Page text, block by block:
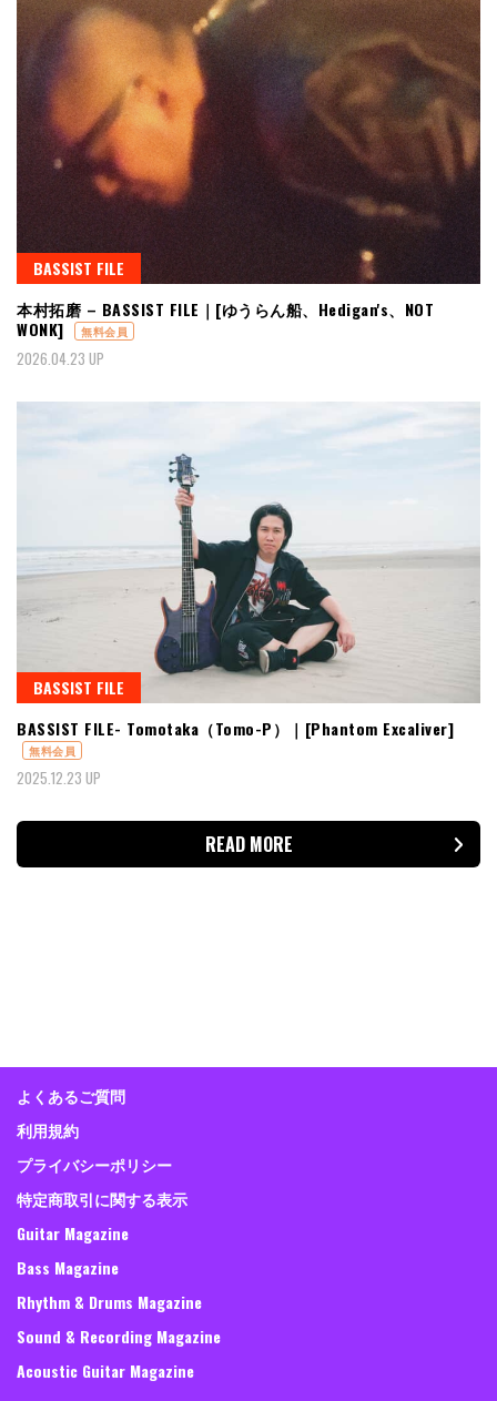
BASSIST FILE
本村拓磨 – BASSIST FILE｜[ゆうらん船、Hedigan's、NOT
WONK]
無料会員
2026.04.23 UP
BASSIST FILE
BASSIST FILE- Tomotaka（Tomo-P）｜[Phantom Excaliver]
無料会員
2025.12.23 UP
READ MORE
よくあるご質問
利用規約
プライバシーポリシー
特定商取引に関する表示
Guitar Magazine
Bass Magazine
Rhythm & Drums Magazine
Sound & Recording Magazine
Acoustic Guitar Magazine